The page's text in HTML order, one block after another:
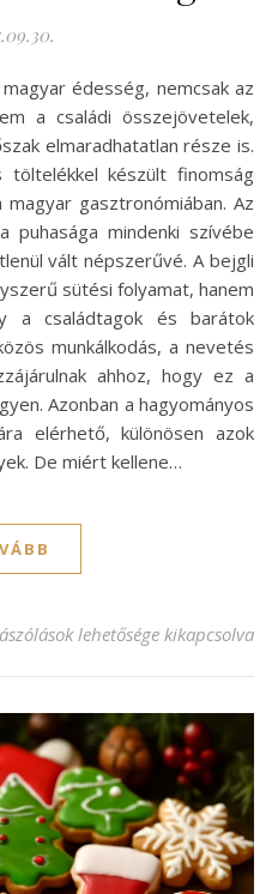
a családi összejövetelek,
elmaradhatatlan része is.
készült finomság
gasztronómiában. Az
mindenki szívébe
vált népszerűvé. A bejgli
sütési folyamat, hanem
a családtagok és barátok
munkálkodás, a nevetés
ahhoz, hogy ez a
Azonban a hagyományos
elérhető, különösen azok
De miért kellene…
bejgli recept, amit imádni
lehetősége kikapcsolva